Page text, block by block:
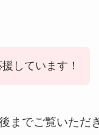
援しています！
までご覧いただ